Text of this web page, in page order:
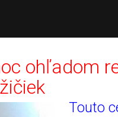
ohľadom
Touto